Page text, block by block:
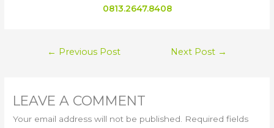
0813.2647.8408
POST
← Previous Post Next Post →
LEAVE A COMMENT
Your email address will not be published. Required fields